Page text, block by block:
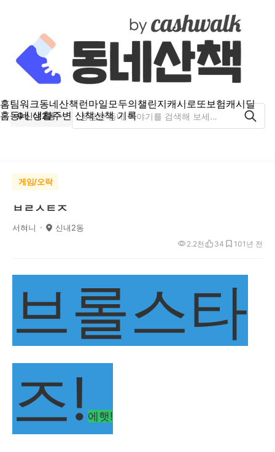
홈팀워크동네산책런마일모두의챌린지캐시로또보험캐시딜
홈동네 생활주변 산책산책 기록
신내2동
게임/오락
ㅂㄹㅅㅌㅈ
서혀니 신내2동
1년 전
2.2천 34 10
브롤스타
즈! 에햇!